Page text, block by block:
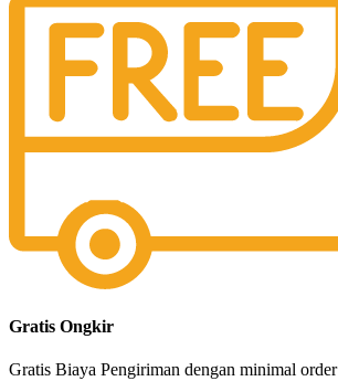
Gratis Ongkir
Gratis Biaya Pengiriman dengan minimal order